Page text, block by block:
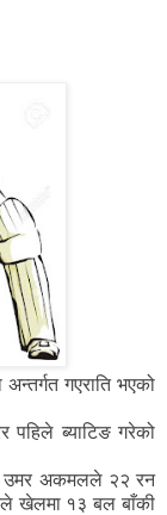
गएराति भएको
पहिले ब्याटिङ गरेको
उमर अकमलले २२ रन
खेलमा १३ बल बाँकी